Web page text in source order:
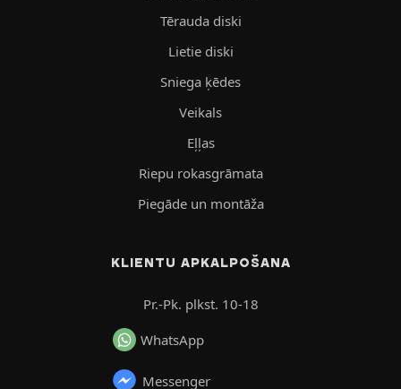
Tērauda diski
Lietie diski
Sniega ķēdes
Veikals
Eļļas
Riepu rokasgrāmata
Piegāde un montāža
KLIENTU APKALPOŠANA
Pr.-Pk. plkst. 10-18
WhatsApp
Messenger